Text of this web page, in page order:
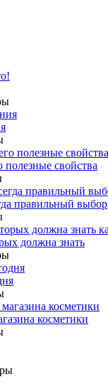
полезные свойства
правильный выбор
должна знать
косметики